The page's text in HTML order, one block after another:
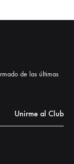
de las últimas